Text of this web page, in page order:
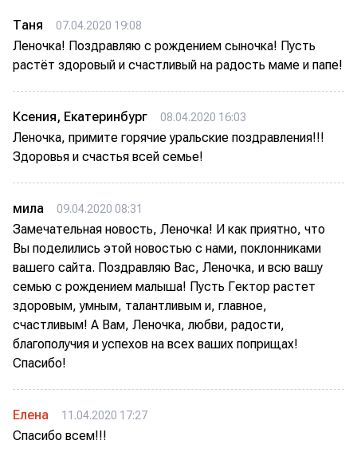
Таня 07.04.2020 19:08
Леночка! Поздравляю с рождением сыночка! Пусть
растёт здоровый и счастливый на радость маме и папе!
Ксения, Екатеринбург 08.04.2020 16:03
Леночка, примите горячие уральские поздравления!!!
Здоровья и счастья всей семье!
мила 09.04.2020 08:31
Замечательная новость, Леночка! И как приятно, что
Вы поделились этой новостью с нами, поклонниками
вашего сайта. Поздравляю Вас, Леночка, и всю вашу
семью с рождением малыша! Пусть Гектор растет
здоровым, умным, талантливым и, главное,
счастливым! А Вам, Леночка, любви, радости,
благополучия и успехов на всех ваших поприщах!
Спасибо!
Елена 11.04.2020 17:27
Спасибо всем!!!